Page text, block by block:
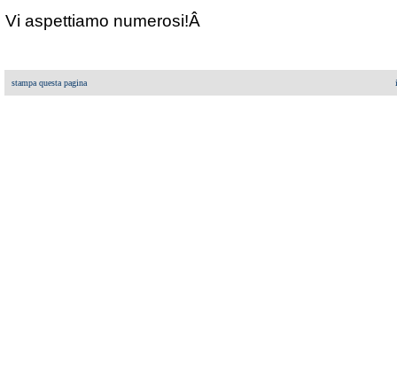
Vi aspettiamo numerosi!Â
stampa questa pagina